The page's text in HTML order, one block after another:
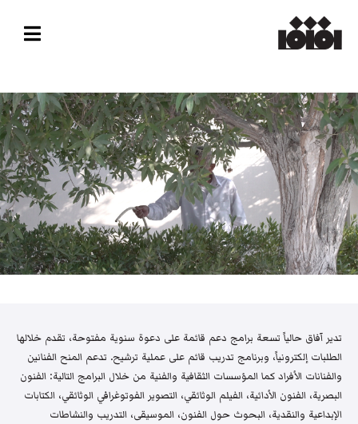
تدير آفاق حالياً تسعة برامج دعم قائمة على دعوة سنوية مفتوحة، تقدم خلالها
الطلبات إلكترونياً، وبرنامج تدريب قائم على عملية ترشيح. تدعم المنح الفنانين
والفنانات الأفراد كما المؤسسات الثقافية والفنية من خلال البرامج التالية: الفنون
البصرية، الفنون الأدائية، الفيلم الوثائقي، التصوير الفوتوغرافي الوثائقي، الكتابات
الإبداعية والنقدية، البحوث حول الفنون، الموسيقى، التدريب والنشاطات